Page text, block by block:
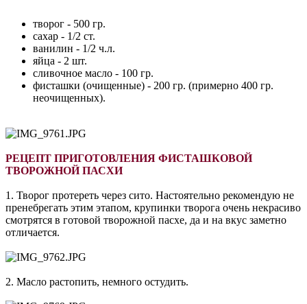
творог - 500 гр.
сахар - 1/2 ст.
ванилин - 1/2 ч.л.
яйца - 2 шт.
сливочное масло - 100 гр.
фисташки (очищенные) - 200 гр. (примерно 400 гр.
неочищенных).
РЕЦЕПТ ПРИГОТОВЛЕНИЯ ФИСТАШКОВОЙ
ТВОРОЖНОЙ ПАСХИ
1. Творог протереть через сито. Настоятельно рекомендую не
пренебрегать этим этапом, крупинки творога очень некрасиво
смотрятся в готовой творожной пасхе, да и на вкус заметно
отличается.
2. Масло растопить, немного остудить.